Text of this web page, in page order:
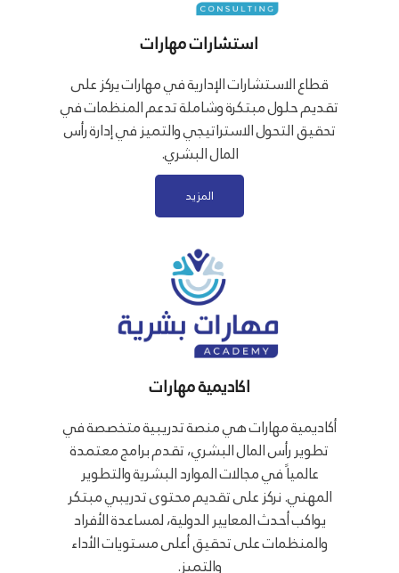
استشارات مهارات
قطاع الاستشارات الإدارية في مهارات يركز على
تقديم حلول مبتكرة وشاملة تدعم المنظمات في
تحقيق التحول الاستراتيجي والتميز في إدارة رأس
المال البشري.
المزيد
اكاديمية مهارات
أكاديمية مهارات هي منصة تدريبية متخصصة في
تطوير رأس المال البشري، تقدم برامج معتمدة
عالمياً في مجالات الموارد البشرية والتطوير
المهني. نركز على تقديم محتوى تدريبي مبتكر
يواكب أحدث المعايير الدولية، لمساعدة الأفراد
والمنظمات على تحقيق أعلى مستويات الأداء
والتميز.